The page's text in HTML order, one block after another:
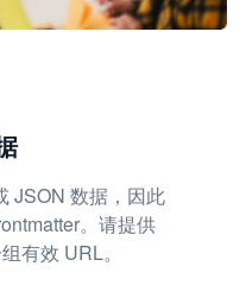
JSON 数据，因此
。请提供
有效 URL。